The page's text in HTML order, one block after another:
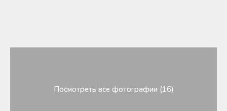
Посмотреть все фотографии (16)